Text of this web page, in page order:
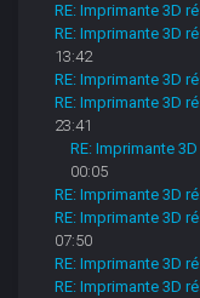
RE: Imprimante 3D
RE: Imprimante 3D
13:42
RE: Imprimante 3D
RE: Imprimante 3D
23:41
RE: Imprimante
00:05
RE: Imprimante 3D
RE: Imprimante 3D
07:50
RE: Imprimante 3D
RE: Imprimante 3D